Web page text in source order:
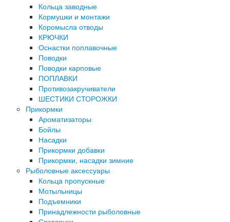
Кольца заводные
Кормушки и монтажи
Коромысла отводы
КРЮЧКИ
Оснастки поплавочные
Поводки
Поводки карповые
ПОПЛАВКИ
Противозакручиватели
ШЕСТИКИ СТОРОЖКИ
Прикормки
Ароматизаторы
Бойлы
Насадки
Прикормки добавки
Прикормки, насадки зимние
Рыболовные аксессуары
Кольца пропускные
Мотыльницы
Подъемники
Принадлежности рыболовные